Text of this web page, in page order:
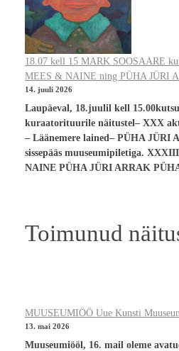
18.07 kell 15 MARK SOOSAARE
MEES & NAINE ning PÜHA JÜRI
14. juuli 2026
Laupäeval, 18.juulil kell
kuraatorituurile näitustel– XXX
– Läänemere lained– PÜHA
sissepääs muuseumipiletiga.
NAINE PÜHA JÜRI ARRAK
Toimunud
MUUSEUMIÖÖ Uue Kunsti
13. mai 2026
Muuseumiööl, 16. mail oleme